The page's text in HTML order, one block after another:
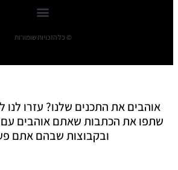
© כל הזכויות שומורות
אוהבים את התכנים שלנו? עזרו לנו
שתפו את הכתבות שאתם אוהבים עם
ובקבוצות שבהם אתם